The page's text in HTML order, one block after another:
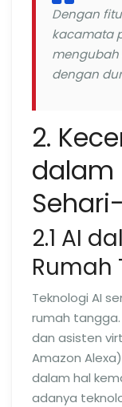
Dengan
kacamata
mengubah
dengan
2.
dalam
2.1 AI
Rumah
Teknologi AI
rumah
dan asisten
Amazon
dalam hal
adanya